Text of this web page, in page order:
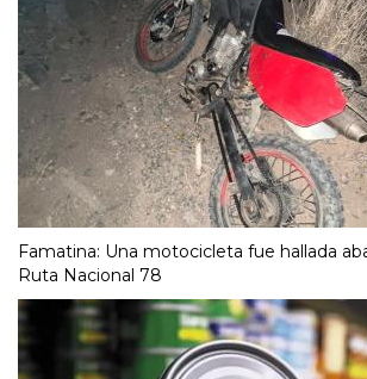
Famatina: Una motocicleta fue hallada
Ruta Nacional 78